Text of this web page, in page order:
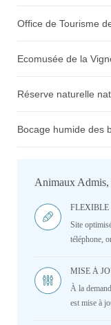
Office de Tourisme
Ecomusée de la
Réserve naturelle
Bocage humide des
Animaux Admis,
FLEXIBLE
Site
téléphone,
MISE À
À la
est mise à